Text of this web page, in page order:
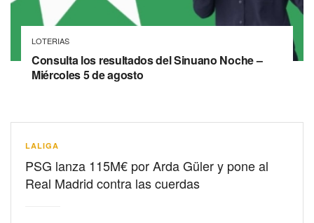
LOTERIAS
Consulta los resultados del Sinuano Noche –
Miércoles 5 de agosto
LALIGA
PSG lanza 115M€ por Arda Güler y pone al
Real Madrid contra las cuerdas